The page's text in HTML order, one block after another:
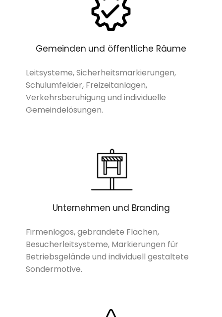
Gemeinden und öffentliche Räume
Leitsysteme, Sicherheitsmarkierungen,
Schulumfelder, Freizeitanlagen,
Verkehrsberuhigung und individuelle
Gemeindelösungen.
Unternehmen und Branding
Firmenlogos, gebrandete Flächen,
Besucherleitsysteme, Markierungen für
Betriebsgelände und individuell gestaltete
Sondermotive.